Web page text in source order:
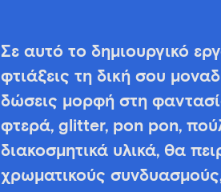
Σε αυτό το δημιουργικό
φτιάξεις τη δική σου
δώσεις μορφή στη
φτερά, glitter, pon pon,
διακοσμητικά υλικά, θα
χρωματικούς